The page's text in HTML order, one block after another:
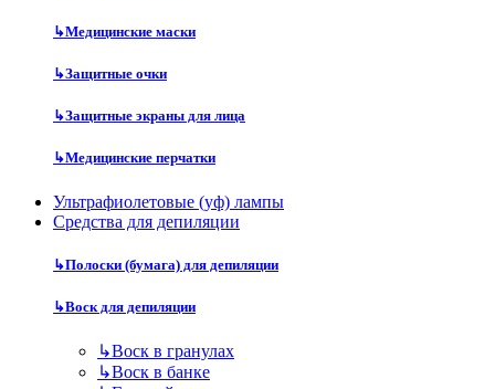
↳Медицинские маски
↳Защитные очки
↳Защитные экраны для лица
↳Медицинские перчатки
Ультрафиолетовые (уф) лампы
Средства для депиляции
↳Полоски (бумага) для депиляции
↳Воск для депиляции
↳Воск в гранулах
↳Воск в банке